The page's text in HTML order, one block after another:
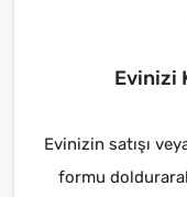
Evinizi
Evinizin satışı
formu